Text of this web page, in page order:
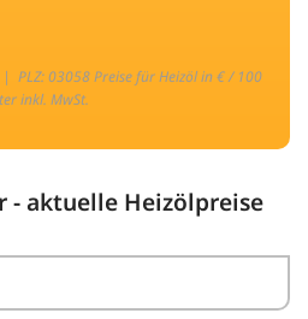
| PLZ: 03058 Preise für Heizöl in € / 100
inkl. MwSt.
- aktuelle Heizölpreise